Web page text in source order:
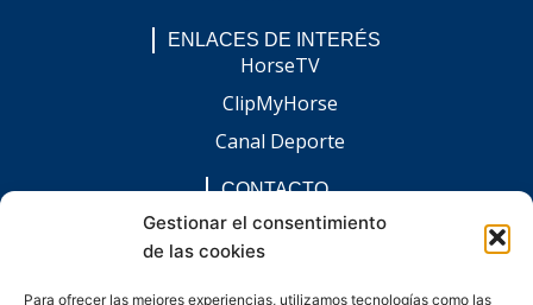
Gestionar el consentimiento
de las cookies
Para ofrecer las mejores experiencias, utilizamos tecnologías como las
ENLACES DE INTERÉS
HorseTV
ClipMyHorse
Canal Deporte
CONTACTO
comunicacion@chaccoinfo.com
Presentes en todo el ámbito nacional